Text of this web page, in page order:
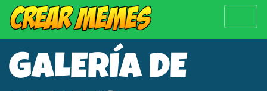
GALERÍA DE